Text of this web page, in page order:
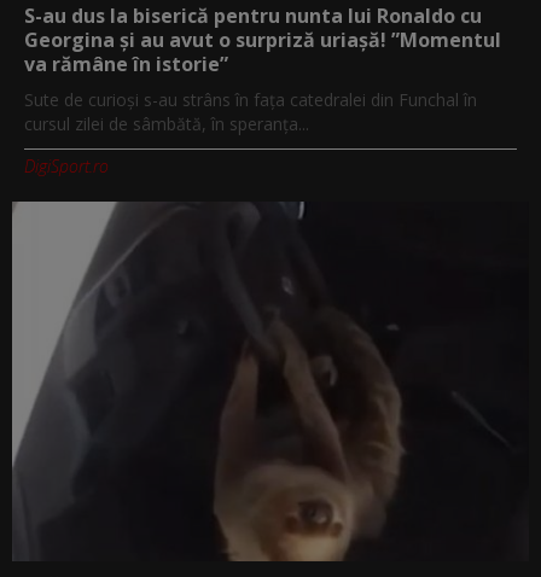
S-au dus la biserică pentru nunta lui Ronaldo cu
Georgina și au avut o surpriză uriașă! ”Momentul
va rămâne în istorie”
Sute de curioși s-au strâns în fața catedralei din Funchal în
cursul zilei de sâmbătă, în speranța...
DigiSport.ro